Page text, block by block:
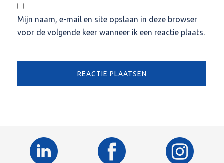
Mijn naam, e-mail en site opslaan in deze browser
voor de volgende keer wanneer ik een reactie plaats.